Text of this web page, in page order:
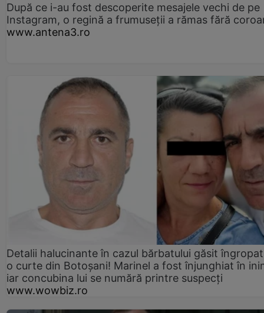
După ce i-au fost descoperite mesajele vechi de pe
Instagram, o regină a frumuseții a rămas fără
www.antena3.ro
Detalii halucinante în cazul bărbatului găsit
o curte din Botoșani! Marinel a fost înjunghiat în
iar concubina lui se numără printre suspecți
www.wowbiz.ro